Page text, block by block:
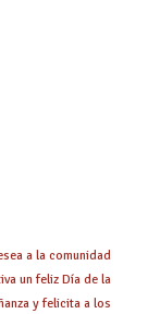
a la comunidad
un feliz Día de la
y felicita a los